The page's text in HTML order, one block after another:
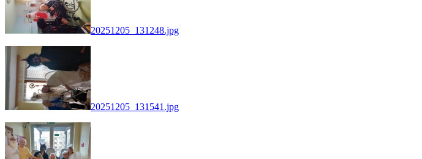
20251205_131248.jpg
20251205_131541.jpg